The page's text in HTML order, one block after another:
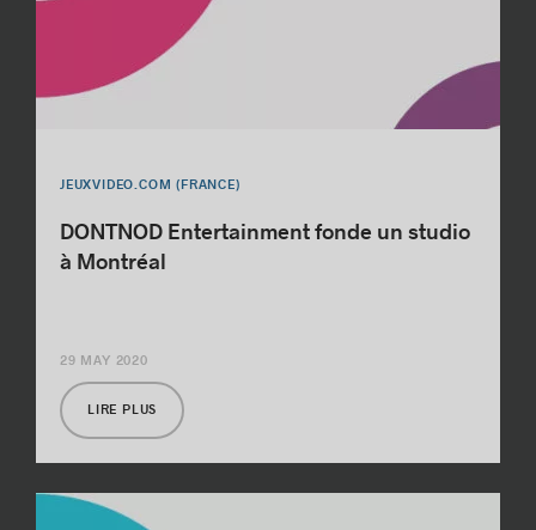
JEUXVIDEO.COM (FRANCE)
DONTNOD Entertainment fonde un studio
à Montréal
LIRE PLUS
29 MAY 2020